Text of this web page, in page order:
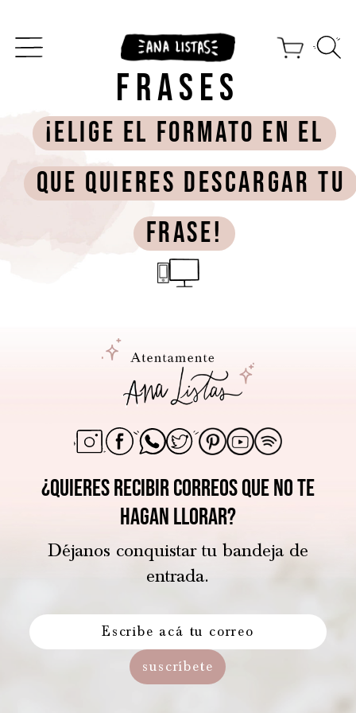
FRASES
¡Elige el formato en el
que quieres descargar tu
frase!
¿Quieres recibir correos que no te
hagan llorar?
Déjanos conquistar tu bandeja de
entrada.
suscríbete